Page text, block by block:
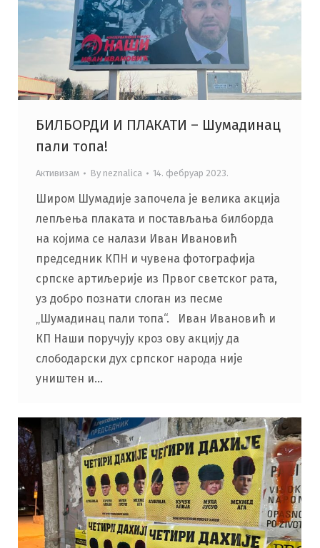
БИЛБОРДИ И ПЛАКАТИ – Шумадинац
пали топа!
Активизам By neznalica 14. фебруар 2023.
Широм Шумадије започела је велика акција
лепљења плаката и постављања билборда
на којима се налази Иван Ивановић
председник КПН и чувена фотографија
српске артиљерије из Првог светског рата,
уз добро познати слоган из песме
„Шумадинац пали топа“. Иван Ивановић и
КП Наши поручују кроз ову акцију да
слободарски дух српског народа није
уништен и…